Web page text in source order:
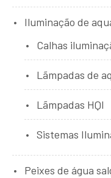
Iluminação de
Calhas
Lãmpadas de
Lãmpadas HQI
Sistemas
Peixes de água